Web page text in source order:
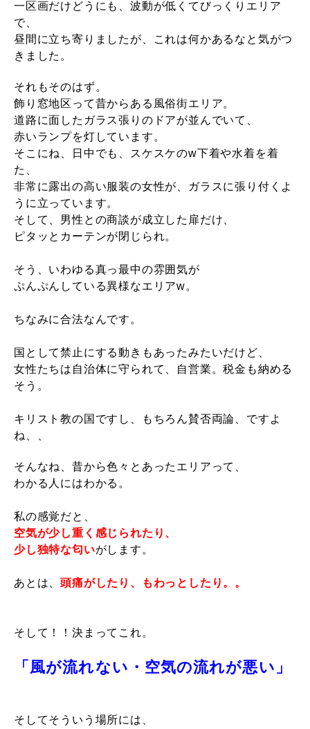
一区画だけどうにも、波動が低くてびっくりエリア
で、
昼間に立ち寄りましたが、これは何かあるなと気がつ
きました。
それもそのはず。
飾り窓地区って昔からある風俗街エリア。
道路に面したガラス張りのドアが並んでいて、
赤いランプを灯しています。
そこにね、日中でも、スケスケのw下着や水着を着
た、
非常に露出の高い服装の女性が、ガラスに張り付くよ
うに立っています。
そして、男性との商談が成立した扉だけ、
ピタッとカーテンが閉じられ。
そう、いわゆる真っ最中の雰囲気が
ぷんぷんしている異様なエリアw。
ちなみに合法なんです。
国として禁止にする動きもあったみたいだけど、
女性たちは自治体に守られて、自営業。税金も納める
そう。
キリスト教の国ですし、もちろん賛否両論、ですよ
ね、、
そんなね、昔から色々とあったエリアって、
わかる人にはわかる。
私の感覚だと、
空気が少し重く感じられたり、
少し独特な匂いがします。
あとは、頭痛がしたり、もわっとしたり。。
そして！！決まってこれ。
「風が流れない・空気の流れが悪い」
そしてそういう場所には、